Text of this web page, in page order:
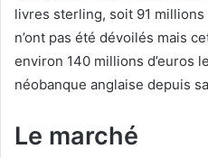
livres sterling, soit 91 millions
n’ont pas été dévoilés mais
environ 140 millions d’euros
néobanque anglaise depuis
Le marché